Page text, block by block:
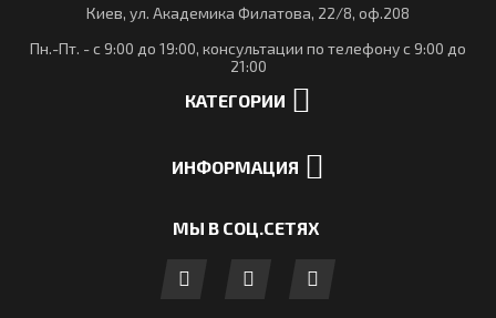
Киев, ул. Академика Филатова, 22/8, оф.208
Пн.-Пт. - с 9:00 до 19:00, консультации по телефону с 9:00 до
21:00
КАТЕГОРИИ
ИНФОРМАЦИЯ
МЫ В СОЦ.СЕТЯХ